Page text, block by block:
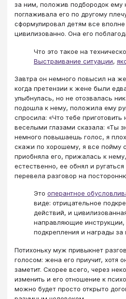
за ним, положив подбородок ему
поглаживала его по другому
сформулировал детям все
цивилизованно. Она его
Что это такое на
Выстраивание ситуации,
Завтра он немного повысил на
когда претензии к жене были
улыбнулась, но не отозвалась
подошла к нему, положила ему
спросила: «Что тебе приготовить
веселыми глазами сказала: «Ты
немного повышаешь голос, я
скажи по хорошему, я все пойму
приобняла его, прижалась к
естественно, ее обнял и
перевела разговор на
Это оперантное
виде: отрицательное
действий, и
направляющие
подкрепления и награды
Потихоньку муж привыкнет
голосом: жена его приучит, хотя
заметит. Скорее всего, через
изменить и его отношение к
можно будет просто открыто